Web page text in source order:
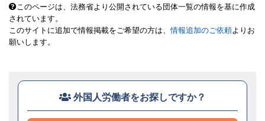
このページは、法務省より公開されている団体一覧の情報を基に作成
されています。
このサイトに追加で情報掲載をご希望の方は、情報追加のご依頼よりお
願いします。
外国人労働者をお探しですか？